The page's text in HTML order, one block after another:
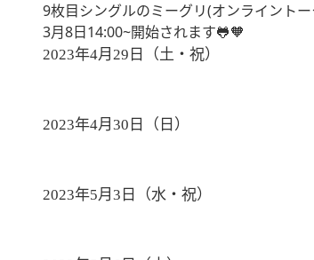
9枚目シングルのミーグリ(オンライントー
3月8日14:00~開始されます🐸🧡
2023年4月29 日（土・祝）
2023年4月30 日（日）
2023年5月3 日（水・祝）